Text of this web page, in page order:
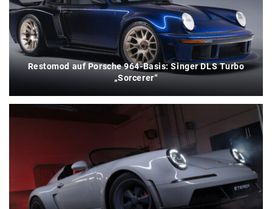
Restomod auf Porsche 964-Basis: Singer DLS Turbo
„Sorcerer“